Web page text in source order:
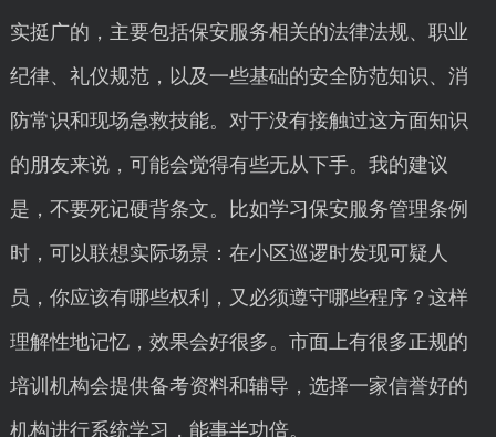
实挺广的，主要包括保安服务相关的法律法规、职业
纪律、礼仪规范，以及一些基础的安全防范知识、消
防常识和现场急救技能。对于没有接触过这方面知识
的朋友来说，可能会觉得有些无从下手。我的建议
是，不要死记硬背条文。比如学习保安服务管理条例
时，可以联想实际场景：在小区巡逻时发现可疑人
员，你应该有哪些权利，又必须遵守哪些程序？这样
理解性地记忆，效果会好很多。市面上有很多正规的
培训机构会提供备考资料和辅导，选择一家信誉好的
机构进行系统学习，能事半功倍。